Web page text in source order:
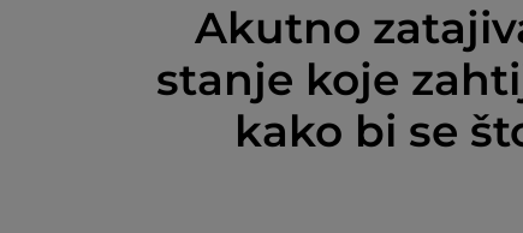
Akutno
stanje koje
kako bi se